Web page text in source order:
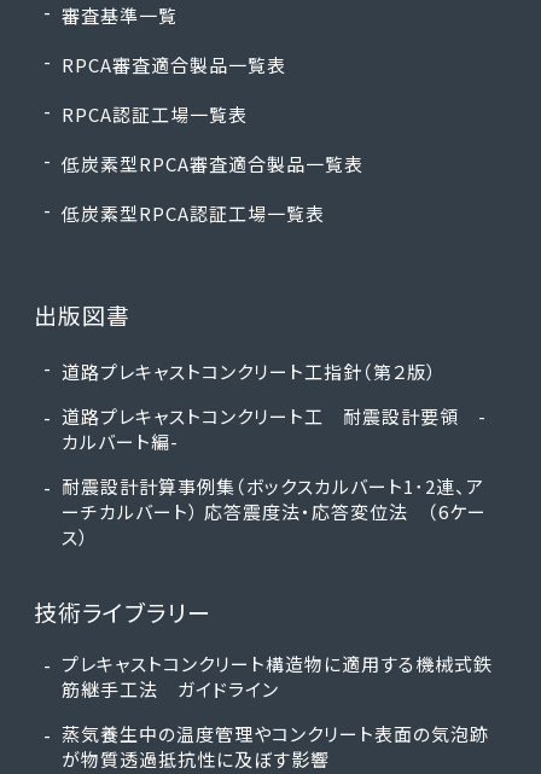
審査基準一覧
RPCA審査適合製品一覧表
RPCA認証工場一覧表
低炭素型RPCA審査適合製品一覧表
低炭素型RPCA認証工場一覧表
出版図書
道路プレキャストコンクリート工指針（第２版）
道路プレキャストコンクリート工 耐震設計要領 -
カルバート編-
耐震設計計算事例集（ボックスカルバート1･2連、ア
ーチカルバート） 応答震度法・応答変位法 （6ケー
ス）
技術ライブラリー
プレキャストコンクリート構造物に適用する機械式鉄
筋継手工法 ガイドライン
蒸気養生中の温度管理やコンクリート表面の気泡跡
が物質透過抵抗性に及ぼす影響